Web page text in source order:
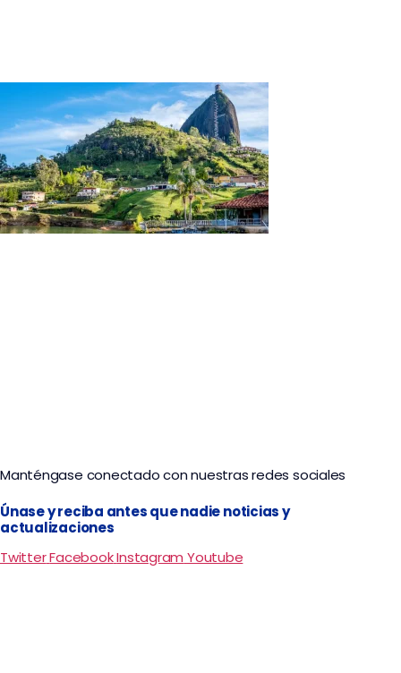
Manténgase conectado con nuestras redes sociales
Únase y reciba antes que nadie noticias y
actualizaciones
TwitterFacebookInstagram Youtube